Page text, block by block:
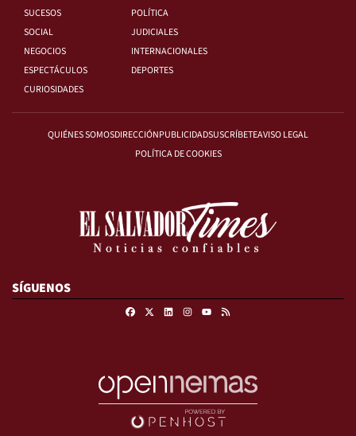
SUCESOS
POLÍTICA
SOCIAL
JUDICIALES
NEGOCIOS
INTERNACIONALES
ESPECTÁCULOS
DEPORTES
CURIOSIDADES
QUIÉNES SOMOSDIRECCIÓNPUBLICIDADSUSCRÍBETEAVISO LEGAL
POLÍTICA DE COOKIES
SÍGUENOS
FacebookLinkedinInstagram